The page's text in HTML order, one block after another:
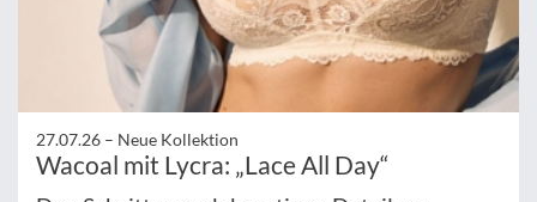
27.07.26 – Neue Kollektion
Wacoal mit Lycra: „Lace All Day“